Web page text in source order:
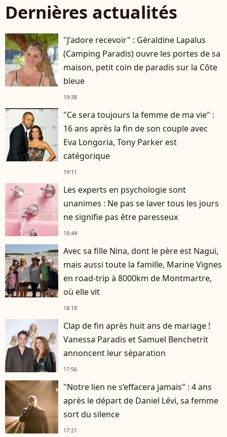
Dernières actualités
"J'adore recevoir" : Géraldine Lapalus
(Camping Paradis) ouvre les portes de sa
maison, petit coin de paradis sur la Côte
bleue
19:38
"Ce sera toujours la femme de ma vie" :
16 ans après la fin de son couple avec
Eva Longoria, Tony Parker est
catégorique
19:11
Les experts en psychologie sont
unanimes : Ne pas se laver tous les jours
ne signifie pas être paresseux
18:44
Avec sa fille Nina, dont le père est Nagui,
mais aussi toute la famille, Marine Vignes
en road-trip à 8000km de Montmartre,
où elle vit
18:18
Clap de fin après huit ans de mariage !
Vanessa Paradis et Samuel Benchetrit
annoncent leur séparation
17:56
"Notre lien ne s’effacera jamais" : 4 ans
après le départ de Daniel Lévi, sa femme
sort du silence
17:21